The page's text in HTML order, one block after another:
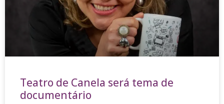
Teatro de Canela será tema de
documentário